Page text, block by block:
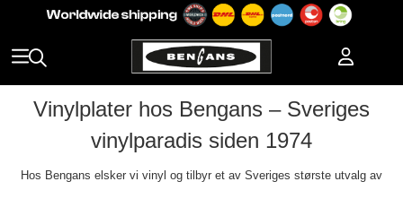
Vinylplater hos Bengans – Sveriges
vinylparadis siden 1974
Hos Bengans elsker vi vinyl og tilbyr et av Sveriges største utvalg av